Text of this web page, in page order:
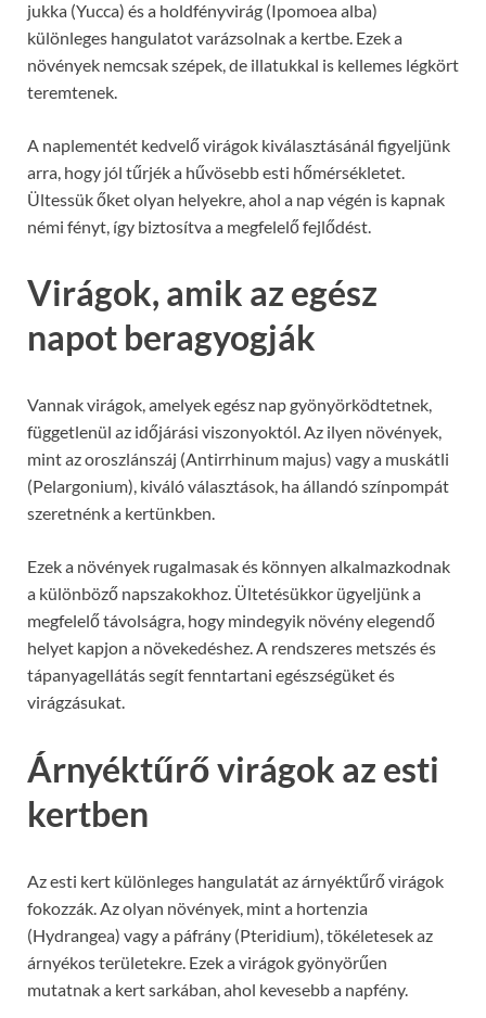
jukka (Yucca) és a holdfényvirág (Ipomoea alba)
különleges hangulatot varázsolnak a kertbe. Ezek a
növények nemcsak szépek, de illatukkal is kellemes légkört
teremtenek.
A naplementét kedvelő virágok kiválasztásánál figyeljünk
arra, hogy jól tűrjék a hűvösebb esti hőmérsékletet.
Ültessük őket olyan helyekre, ahol a nap végén is kapnak
némi fényt, így biztosítva a megfelelő fejlődést.
Virágok, amik az egész
napot beragyogják
Vannak virágok, amelyek egész nap gyönyörködtetnek,
függetlenül az időjárási viszonyoktól. Az ilyen növények,
mint az oroszlánszáj (Antirrhinum majus) vagy a muskátli
(Pelargonium), kiváló választások, ha állandó színpompát
szeretnénk a kertünkben.
Ezek a növények rugalmasak és könnyen alkalmazkodnak
a különböző napszakokhoz. Ültetésükkor ügyeljünk a
megfelelő távolságra, hogy mindegyik növény elegendő
helyet kapjon a növekedéshez. A rendszeres metszés és
tápanyagellátás segít fenntartani egészségüket és
virágzásukat.
Árnyéktűrő virágok az esti
kertben
Az esti kert különleges hangulatát az árnyéktűrő virágok
fokozzák. Az olyan növények, mint a hortenzia
(Hydrangea) vagy a páfrány (Pteridium), tökéletesek az
árnyékos területekre. Ezek a virágok gyönyörűen
mutatnak a kert sarkában, ahol kevesebb a napfény.